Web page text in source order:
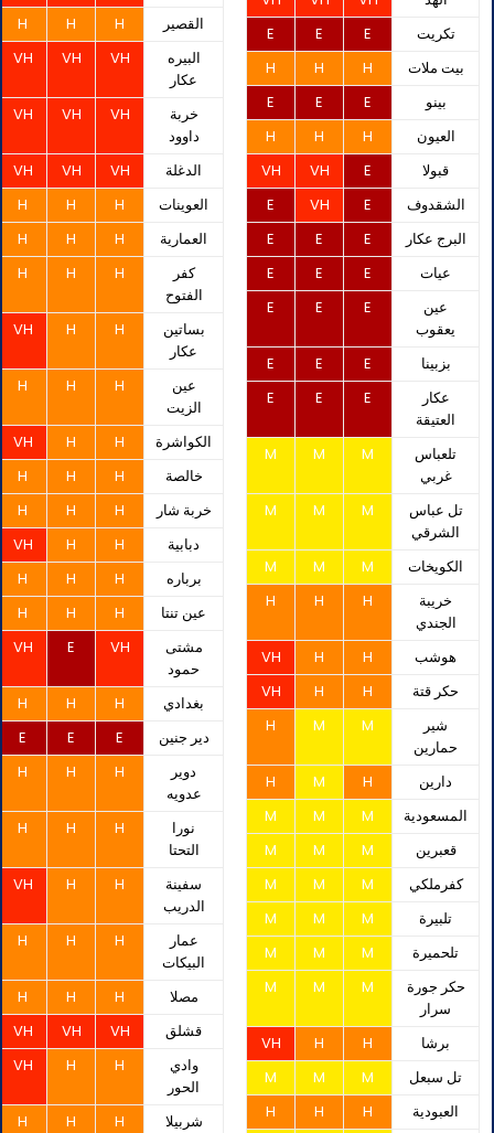
تكريت
E
E
E
بيت ملات
H
H
H
بينو
E
E
E
العيون
H
H
H
قبولا
E
VH
VH
الشقدوف
E
VH
E
البرج عكار
E
E
E
عيات
E
E
E
عين
يعقوب
E
E
E
بزبينا E
E
E
عكار
العتيقة
E
E
E
تلعباس
غربي
M
M
M
تل عباس
الشرقي
M
M
M
الكويخات M
M
M
خريبة
الجندي
H
H
H
هوشب H
H
VH
حكر قتة
H
H
VH
شير
حمارين
M
M
H
دارين H
M
H
المسعودية
M
M
M
قعبرين
M
M
M
كفرملكي
M
M
M
تلبيرة
M
M
M
تلحميرة
M
M
M
حكر جورة
سرار
M
M
M
برشا H
H
VH
تل سبعل
M
M
M
العبودية
H
H
H
القصير H
H
H
البيره
عكار
VH
VH
VH
خربة
داوود
VH
VH
VH
الدغلة VH
VH
VH
العوينات
H
H
H
العمارية
H
H
H
كفر
الفتوح
H
H
H
بساتين
عكار
H
H
VH
عين
الزيت
H
H
H
الكواشرة H
H
VH
خالصة
H
H
H
خربة شار
H
H
H
دبابية
H
H
VH
برباره
H
H
H
عين تنتا
H
H
H
مشتى
حمود
VH
E
VH
بغدادي H
H
H
دير جنين
E
E
E
دوير
عدويه
H
H
H
نورا
التحتا
H
H
H
سفينة
الدريب
H
H
VH
عمار
البيكات
H
H
H
مصلا H
H
H
قشلق
VH
VH
VH
وادي
الحور
H
H
VH
شربيلا H
H
H